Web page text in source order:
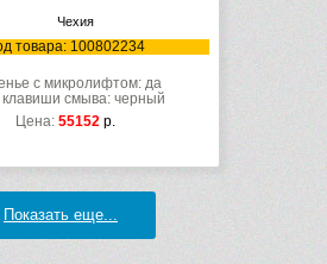
Чехия
товара: 100802234
с микролифтом: да
клавиши смыва: черный
Цена: 55152 р.
Показать еще...